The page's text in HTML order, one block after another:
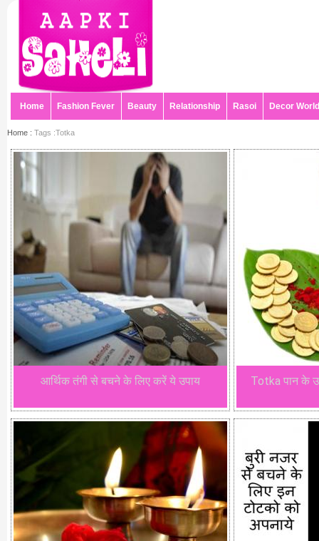
Home Fashion Fever Beauty Relationship Rasoi Decor World
Home : Tags :Totka
आर्थिक तंगी से बचने के लिए करें ये उपाय Totka पान के